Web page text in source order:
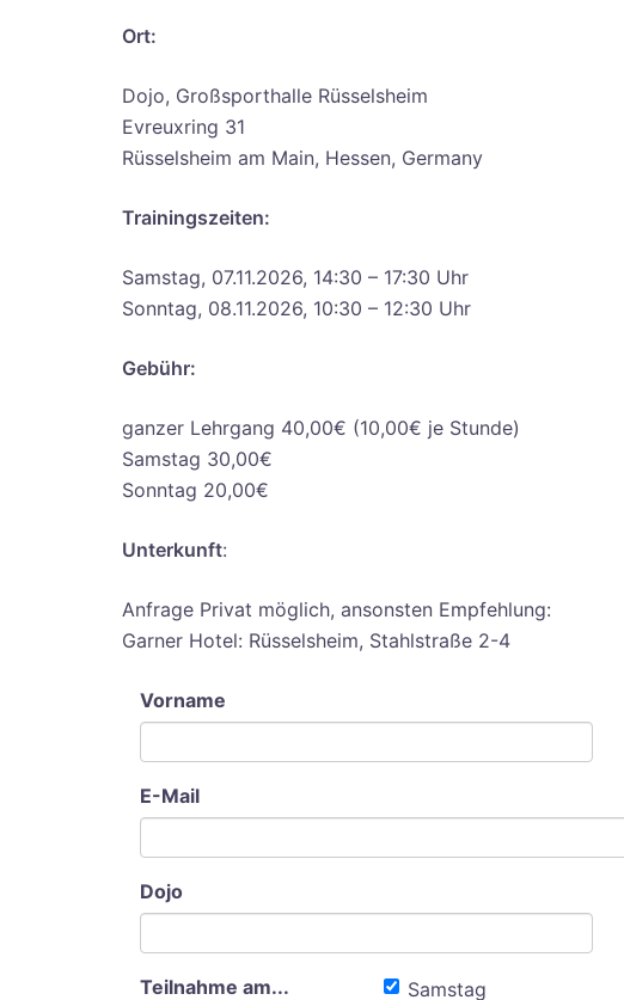
Ort:
Dojo, Großsporthalle Rüsselsheim
Evreuxring 31
Rüsselsheim am Main, Hessen, Germany
Trainingszeiten:
Samstag, 07.11.2026, 14:30 – 17:30 Uhr
Sonntag, 08.11.2026, 10:30 – 12:30 Uhr
Gebühr:
ganzer Lehrgang 40,00€ (10,00€ je Stunde)
Samstag 30,00€
Sonntag 20,00€
Unterkunft:
Anfrage Privat möglich, ansonsten Empfehlung:
Garner Hotel: Rüsselsheim, Stahlstraße 2-4
Vorname
E-Mail
Dojo
Teilnahme am... Samstag